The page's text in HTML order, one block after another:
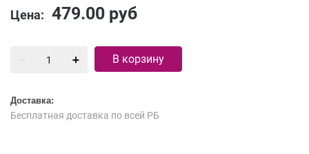
Цена: 479.00 руб
В корзину
Доставка:
Бесплатная доставка по всей РБ